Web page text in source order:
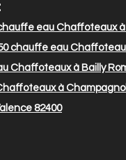
eau Chaffoteaux à
chauffe eau
Chaffoteaux à Bailly
à
82400